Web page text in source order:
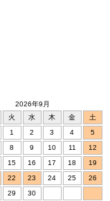
2026年9月
火 水 木 金
土
1
2 3 4
5
8 9 10 11
12
15 16 17 18
19
22 23 24 25
26
29 30